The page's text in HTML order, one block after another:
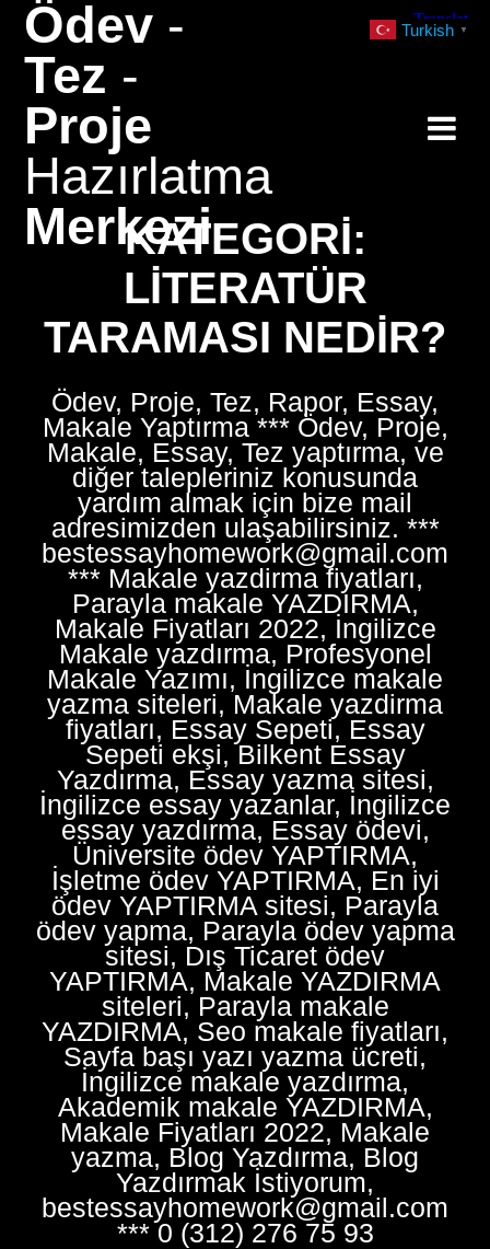
Ödev -
Tez -
Proje
Hazırlatma
MerkeziKATEGORI:
LITERATÜR
TARAMASI NEDIR?
Ödev, Proje, Tez, Rapor, Essay,
Makale Yaptırma *** Ödev, Proje,
Makale, Essay, Tez yaptırma, ve
diğer talepleriniz konusunda
yardım almak için bize mail
adresimizden ulaşabilirsiniz. ***
bestessayhomework@gmail.com
*** Makale yazdirma fiyatları,
Parayla makale YAZDIRMA,
Makale Fiyatları 2022, İngilizce
Makale yazdırma, Profesyonel
Makale Yazımı, İngilizce makale
yazma siteleri, Makale yazdirma
fiyatları, Essay Sepeti, Essay
Sepeti ekşi, Bilkent Essay
Yazdırma, Essay yazma sitesi,
İngilizce essay yazanlar, İngilizce
essay yazdırma, Essay ödevi,
Üniversite ödev YAPTIRMA,
İşletme ödev YAPTIRMA, En iyi
ödev YAPTIRMA sitesi, Parayla
ödev yapma, Parayla ödev yapma
sitesi, Dış Ticaret ödev
YAPTIRMA, Makale YAZDIRMA
siteleri, Parayla makale
YAZDIRMA, Seo makale fiyatları,
Sayfa başı yazı yazma ücreti,
İngilizce makale yazdırma,
Akademik makale YAZDIRMA,
Makale Fiyatları 2022, Makale
yazma, Blog Yazdırma, Blog
Yazdırmak İstiyorum,
bestessayhomework@gmail.com
*** 0 (312) 276 75 93
Turkish ▼